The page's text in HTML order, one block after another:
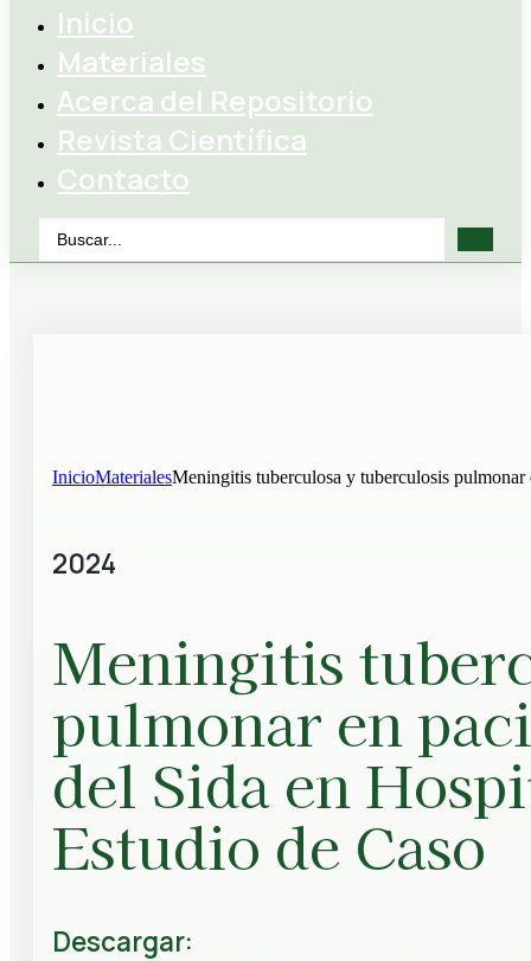
Inicio
Materiales
Acerca del Repositorio
Revista Científica
Contacto
InicioMaterialesMeningitis tuberculosa y tuberculosis
2024
Meningitis
pulmonar en
del Sida en
Estudio de Caso
Descargar: